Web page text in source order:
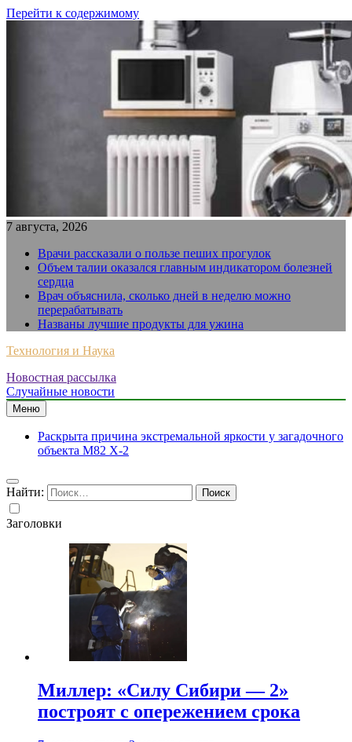
Перейти к содержимому
7 августа, 2026
Врачи рассказали о пользе пеших прогулок
Объем талии оказался главным индикатором болезней
сердца
Врач объяснила, сколько дней в неделю можно
перерабатывать
Названы лучшие продукты для ужина
Технология и Наука
Новостная рассылка
Случайные новости
Меню
Раскрыта причина экстремальной яркости у загадочного
объекта M82 X-2
Найти:
Заголовки
Миллер: «Силу Сибири — 2»
построят с опережением срока